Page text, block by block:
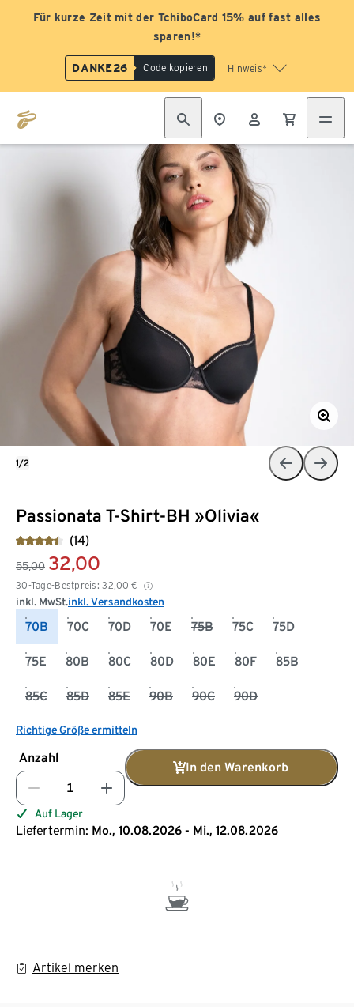
Für kurze Zeit mit der TchiboCard 15% auf fast alles
sparen!*
DANKE26 Code kopieren Hinweis*
Passionata T-Shirt-BH »Olivia«
(14)
55,00 32,00
30-Tage-Bestpreis: 32,00 €
inkl. MwSt.inkl. Versandkosten
70B 70C 70D 70E 75B 75C 75D
75E 80B 80C 80D 80E 80F 85B
85C 85D 85E 90B 90C 90D
Richtige Größe ermitteln
Anzahl
In den Warenkorb
Auf Lager
Liefertermin: Mo., 10.08.2026 - Mi., 12.08.2026
Artikel merken
1/2